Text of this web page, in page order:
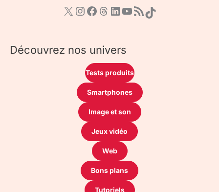
Découvrez nos univers
Tests produits
Smartphones
Image et son
Jeux vidéo
Web
Bons plans
Tutoriels